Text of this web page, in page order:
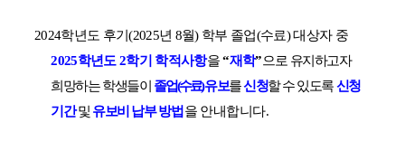
2024학년도 후기(2025년 8월) 학부 졸업(수료)대상자 중
2025학년도2학기 학적사항을 “재학”으로 유지하고자
희망하는 학생들이 졸업(수료)유보를신청할 수 있도록신청
기간 및 유보비 납부 방법 을 안내합니다.